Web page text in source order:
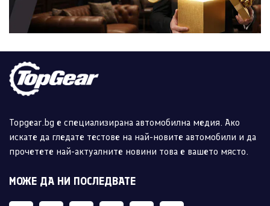
Topgear.bg е специализирана автомобилна медия. Ако
искате да гледате тестове на най-новите автомобили и да
прочетете най-актуалните новини това е вашето място.
МОЖЕ ДА НИ ПОСЛЕДВАТЕ